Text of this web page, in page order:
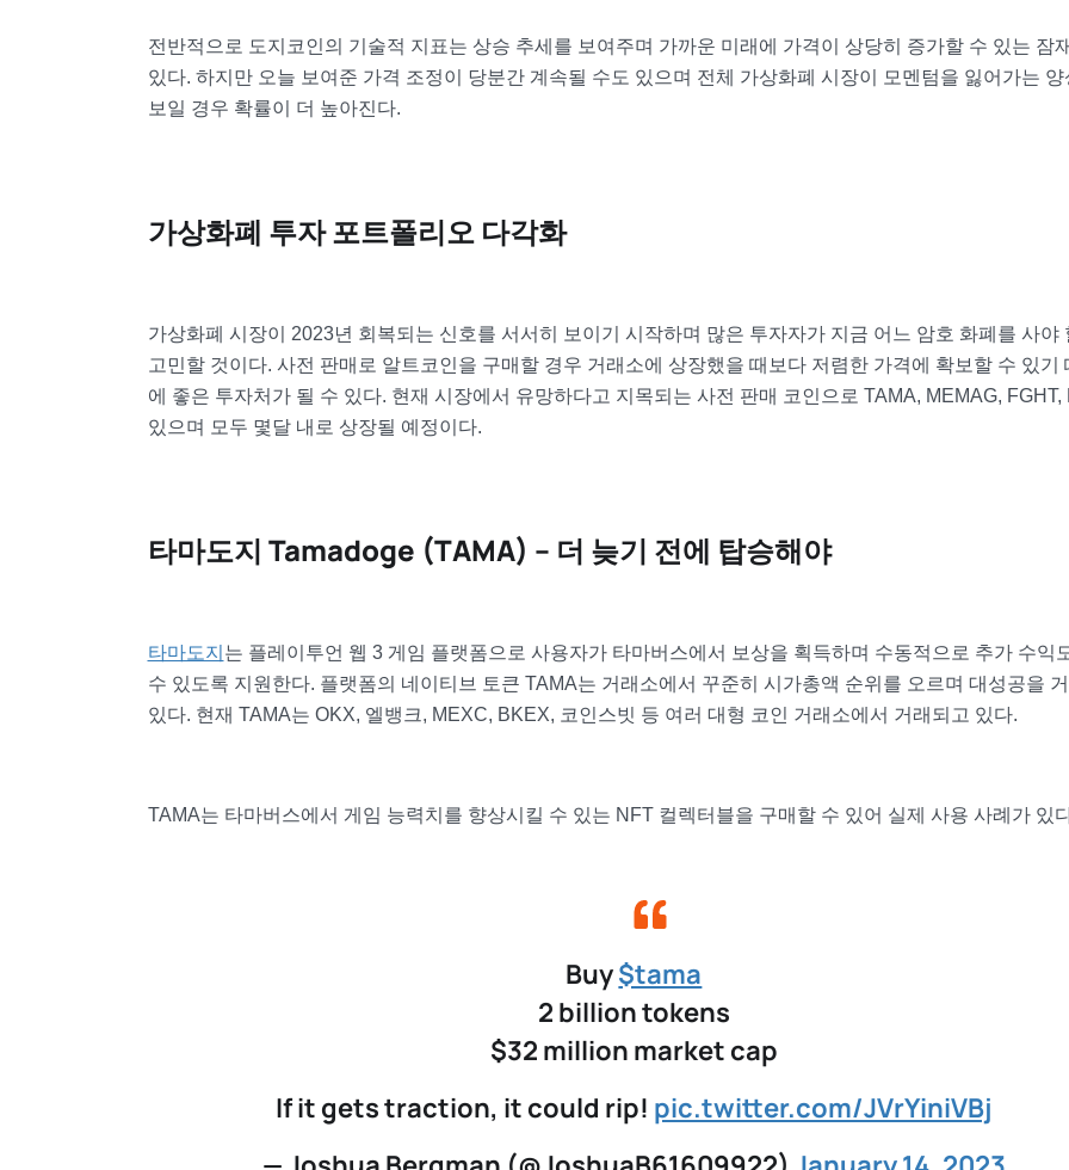
전반적으로 도지코인의 기술적 지표는 상승 추세를 보여주며 가까운 미래에 가격이 상당히 증가할 수 있는 잠
있다. 하지만 오늘 보여준 가격 조정이 당분간 계속될 수도 있으며 전체 가상화폐 시장이 모멘텀을 잃어가는 양
보일 경우 확률이 더 높아진다.
가상화폐 투자 포트폴리오 다각화
가상화폐 시장이 2023년 회복되는 신호를 서서히 보이기 시작하며 많은 투자자가 지금 어느 암호 화폐를 사야
고민할 것이다. 사전 판매로 알트코인을 구매할 경우 거래소에 상장했을 때보다 저렴한 가격에 확보할 수 있기
에 좋은 투자처가 될 수 있다. 현재 시장에서 유망하다고 지목되는 사전 판매 코인으로 TAMA, MEMAG, FGHT,
있으며 모두 몇달 내로 상장될 예정이다.
타마도지 Tamadoge (TAMA) – 더 늦기 전에 탑승해야
타마도지 는 플레이투언 웹 3 게임 플랫폼으로 사용자가 타마버스에서 보상을 획득하며 수동적으로 추가 수익
수 있도록 지원한다. 플랫폼의 네이티브 토큰 TAMA는 거래소에서 꾸준히 시가총액 순위를 오르며 대성공을
있다. 현재 TAMA는 OKX, 엘뱅크, MEXC, BKEX, 코인스빗 등 여러 대형 코인 거래소에서 거래되고 있다.
TAMA는 타마버스에서 게임 능력치를 향상시킬 수 있는 NFT 컬렉터블을 구매할 수 있어 실제 사용 사례가 있
Buy$tama
2 billion tokens
$32 million market cap
If it gets traction, it could rip! pic.twitter.com/JVrYiniVBj